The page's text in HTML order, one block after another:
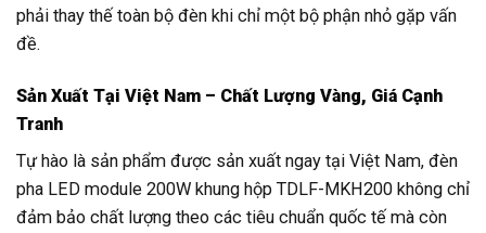
phải thay thế toàn bộ đèn khi chỉ một bộ phận nhỏ gặp vấn
đề.
Sản Xuất Tại Việt Nam – Chất Lượng Vàng, Giá Cạnh
Tranh
Tự hào là sản phẩm được sản xuất ngay tại Việt Nam, đèn
pha LED module 200W khung hộp TDLF-MKH200 không chỉ
đảm bảo chất lượng theo các tiêu chuẩn quốc tế mà còn